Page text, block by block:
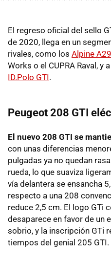
El regreso oficial del sello
de 2020, llega en un
rivales, como los Alpine
Works o el CUPRA Raval, y
ID.Polo GTI.
Peugeot 208 GTI
El nuevo 208 GTI se
con unas diferencias
pulgadas ya no quedan
rueda, lo que suaviza
vía delantera se ensancha
respecto a una 208
reduce 2,5 cm. El logo GTi
desaparece en favor de un
sobrio, y la inscripción GTi
tiempos del genial 205 GTI.